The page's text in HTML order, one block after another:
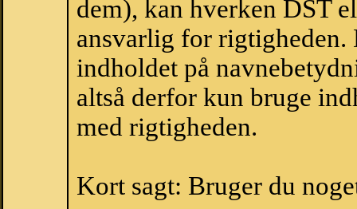
dem), kan hverken DST
ansvarlig for
indholdet på
altså derfor kun bruge
med rigtigheden.
Kort sagt: Bruger du